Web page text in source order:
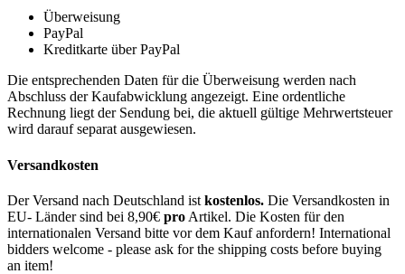
Überweisung
PayPal
Kreditkarte über PayPal
Die entsprechenden Daten für die Überweisung werden nach
Abschluss der Kaufabwicklung angezeigt. Eine ordentliche
Rechnung liegt der Sendung bei, die aktuell gültige Mehrwertsteuer
wird darauf separat ausgewiesen.
Versandkosten
Der Versand nach Deutschland ist kostenlos. Die Versandkosten in
EU- Länder sind bei 8,90€ pro Artikel. Die Kosten für den
internationalen Versand bitte vor dem Kauf anfordern! International
bidders welcome - please ask for the shipping costs before buying
an item!